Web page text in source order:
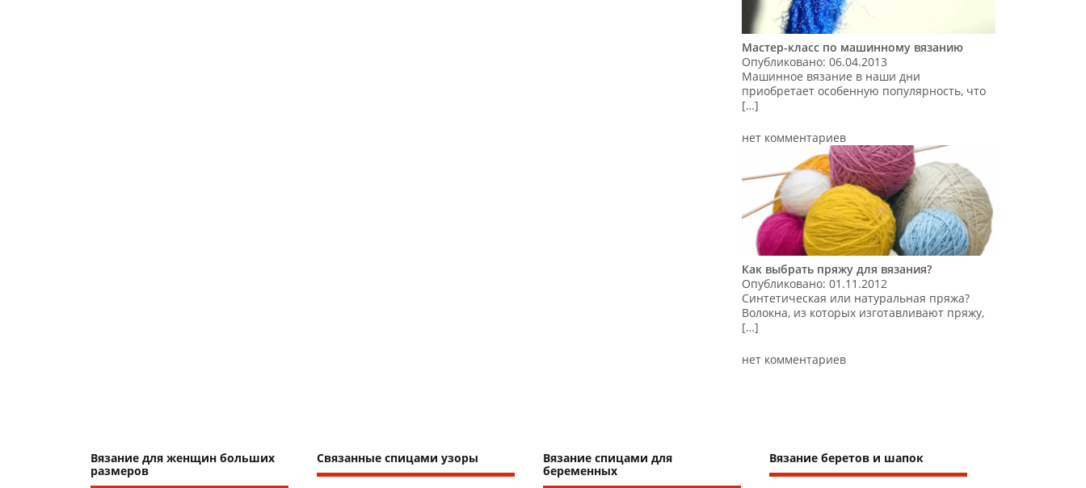
Мастер-класс по машинному вязанию
Опубликовано: 06.04.2013
Машинное вязание в наши дни
приобретает особенную популярность, что
[…]
нет комментариев
Как выбрать пряжу для вязания?
Опубликовано: 01.11.2012
Синтетическая или натуральная пряжа?
Волокна, из которых изготавливают пряжу,
[…]
нет комментариев
Вязание для женщин больших
размеров
Связанные спицами узоры
Вязание спицами для
беременных
Вязание беретов и шапок